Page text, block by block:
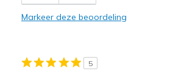
Minpunten
Poor Quality
Travel
Markeer deze beoordeling
5